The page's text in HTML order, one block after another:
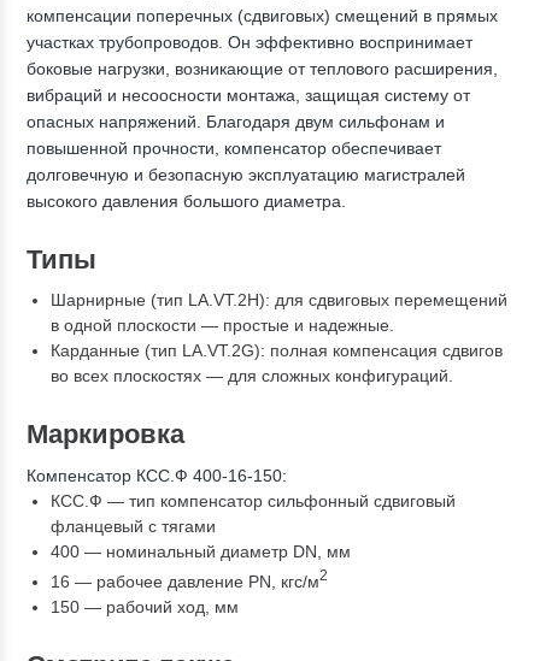
компенсации поперечных (сдвиговых) смещений в прямых
участках трубопроводов. Он эффективно воспринимает
боковые нагрузки, возникающие от теплового расширения,
вибраций и несоосности монтажа, защищая систему от
опасных напряжений. Благодаря двум сильфонам и
повышенной прочности, компенсатор обеспечивает
долговечную и безопасную эксплуатацию магистралей
высокого давления большого диаметра.
Типы
Шарнирные (тип LA.VT.2H): для сдвиговых перемещений
в одной плоскости — простые и надежные.
Карданные (тип LA.VT.2G): полная компенсация сдвигов
во всех плоскостях — для сложных конфигураций.
Маркировка
Компенсатор КСС.Ф 400-16-150:
КСС.Ф — тип компенсатор сильфонный сдвиговый
фланцевый с тягами
400 — номинальный диаметр DN, мм
16 — рабочее давление PN, кгc/м2
150 — рабочий ход, мм